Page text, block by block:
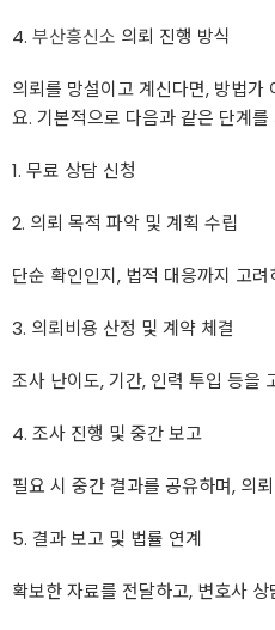
4. 부산흥신소 의뢰 진행 방식
의뢰를 망설이고 계신다면, 방법가
요. 기본적으로 다음과 같은 단계를
1. 무료 상담 신청
2. 의뢰 목적 파악 및 계획 수립
단순 확인인지, 법적 대응까지 고
3. 의뢰비용 산정 및 계약 체결
조사 난이도, 기간, 인력 투입 등을
4. 조사 진행 및 중간 보고
필요 시 중간 결과를 공유하며, 의
5. 결과 보고 및 법률 연계
확보한 자료를 전달하고, 변호사